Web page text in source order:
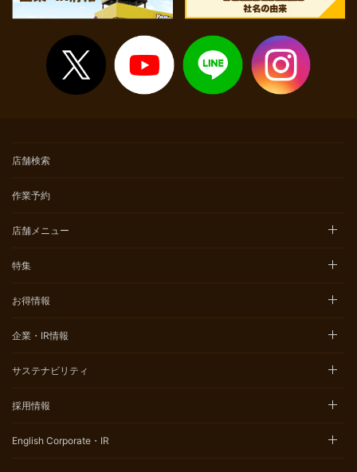
店舗検索
作業予約
店舗メニュー
特集
お得情報
企業・IR情報
サステナビリティ
採用情報
English Corporate・IR